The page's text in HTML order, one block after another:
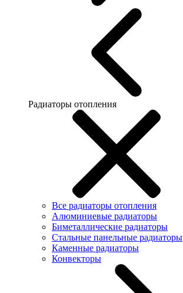
Радиаторы отопления
Все радиаторы отопления
Алюминиевые радиаторы
Биметаллические радиаторы
Стальные панельные радиаторы
Каменные радиаторы
Конвекторы